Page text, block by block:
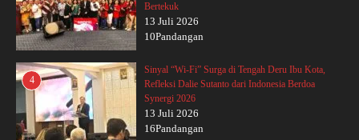
Bertekuk
13 Juli 2026
10Pandangan
4
Sinyal “Wi-Fi” Surga di Tengah Deru Ibu Kota,
Refleksi Dalie Sutanto dari Indonesia Berdoa
Synergi 2026
13 Juli 2026
16Pandangan